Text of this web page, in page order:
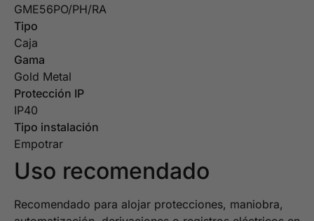
GME56PO/PH/RA
Tipo
Caja
Gama
Gold Metal
Protección IP
IP40
Tipo instalación
Empotrar
Uso recomendado
Recomendado para alojar protecciones, maniobra,